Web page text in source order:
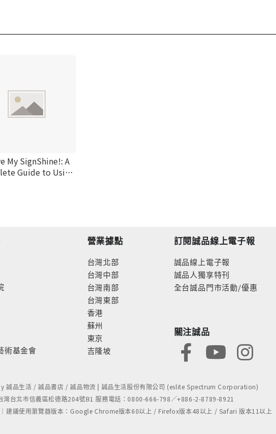
My SignShine!: A
Guide to Using
to
and
術基金會
營業據點
台灣北部
台灣中部
台灣南部
台灣東部
香港
蘇州
東京
吉隆坡
訂閱誠品線上電子報
誠品線上電子報
誠品人獨享特刊
全台誠品門市活動/優惠
關注誠品
誠品生活 / 誠品書店 / 誠品物流 | 誠品生活股份有限公司 (eslite Spectrum Corporation)
灣台北市信義區松德路204號B1 服務電話：0800-666-798／+886-2-8789-8921
建議使用瀏覽器版本：Google Chrome版本60以上 / Firefox版本48以上 / Safari 版本11以上